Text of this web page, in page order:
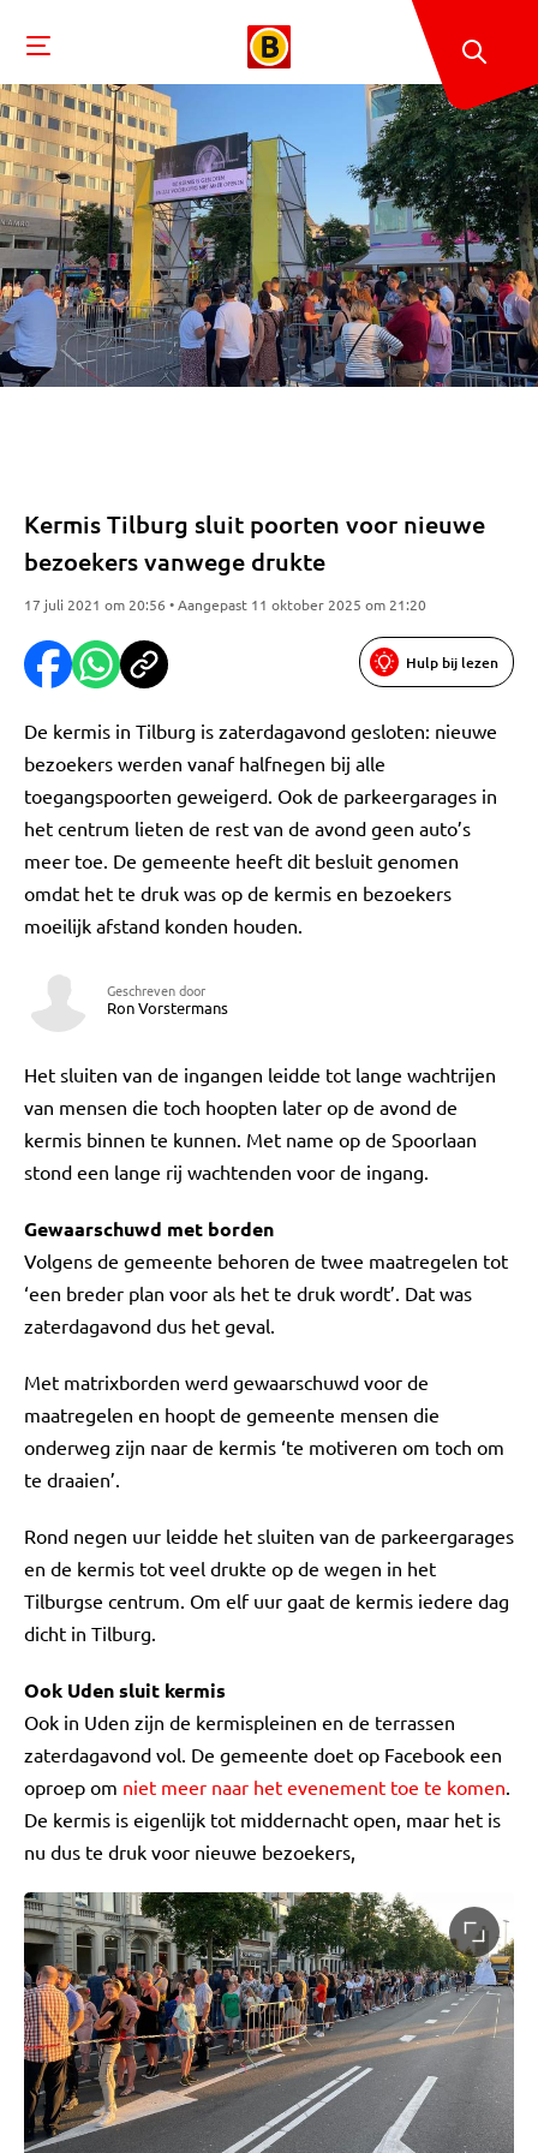
Kermis Tilburg sluit poorten voor nieuwe
bezoekers vanwege drukte
17 juli 2021 om 20:56 • Aangepast 11 oktober 2025 om 21:20
Hulp bij lezen
De kermis in Tilburg is zaterdagavond gesloten: nieuwe
bezoekers werden vanaf halfnegen bij alle
toegangspoorten geweigerd. Ook de parkeergarages in
het centrum lieten de rest van de avond geen auto’s
meer toe. De gemeente heeft dit besluit genomen
omdat het te druk was op de kermis en bezoekers
moeilijk afstand konden houden.
Geschreven door
Ron Vorstermans
Het sluiten van de ingangen leidde tot lange wachtrijen
van mensen die toch hoopten later op de avond de
kermis binnen te kunnen. Met name op de Spoorlaan
stond een lange rij wachtenden voor de ingang.
Gewaarschuwd met borden
Volgens de gemeente behoren de twee maatregelen tot
‘een breder plan voor als het te druk wordt’. Dat was
zaterdagavond dus het geval.
Met matrixborden werd gewaarschuwd voor de
maatregelen en hoopt de gemeente mensen die
onderweg zijn naar de kermis ‘te motiveren om toch om
te draaien’.
Rond negen uur leidde het sluiten van de parkeergarages
en de kermis tot veel drukte op de wegen in het
Tilburgse centrum. Om elf uur gaat de kermis iedere dag
dicht in Tilburg.
Ook Uden sluit kermis
Ook in Uden zijn de kermispleinen en de terrassen
zaterdagavond vol. De gemeente doet op Facebook een
oproep om niet meer naar het evenement toe te komen.
De kermis is eigenlijk tot middernacht open, maar het is
nu dus te druk voor nieuwe bezoekers,